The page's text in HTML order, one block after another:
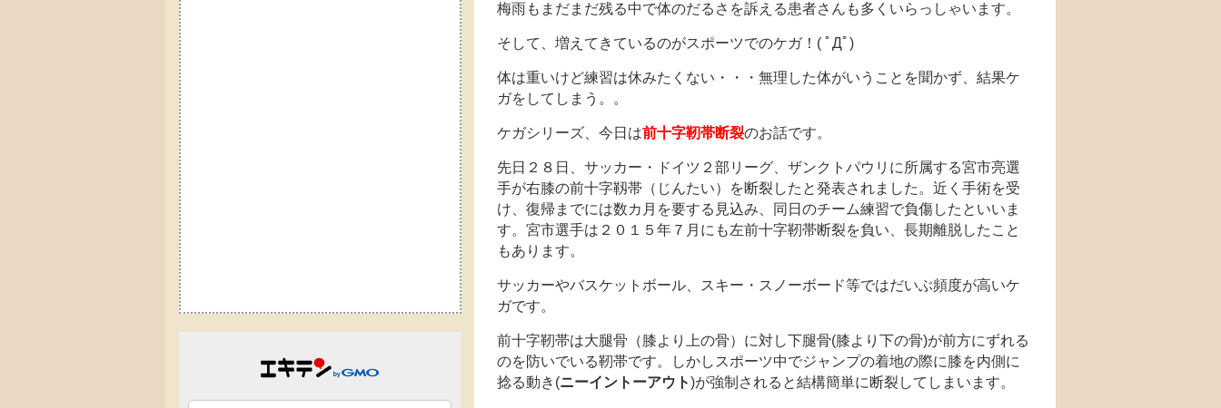
梅雨もまだまだ残る中で体のだるさを訴える患者さんも多くいらっしゃいます。
そして、増えてきているのがスポーツでのケガ！( ﾟДﾟ)
体は重いけど練習は休みたくない・・・無理した体がいうことを聞かず、結果ケ
ガをしてしまう。。
ケガシリーズ、今日は前十字靭帯断裂のお話です。
先日２８日、サッカー・ドイツ２部リーグ、ザンクトパウリに所属する宮市亮選
手が右膝の前十字靱帯（じんたい）を断裂したと発表されました。近く手術を受
け、復帰までには数カ月を要する見込み、同日のチーム練習で負傷したといいま
す。宮市選手は２０１５年７月にも左前十字靭帯断裂を負い、長期離脱したこと
もあります。
サッカーやバスケットボール、スキー・スノーボード等ではだいぶ頻度が高いケ
ガです。
前十字靭帯は大腿骨（膝より上の骨）に対し下腿骨(膝より下の骨)が前方にずれる
のを防いでいる靭帯です。しかしスポーツ中でジャンプの着地の際に膝を内側に
捻る動き(ニーイントーアウト)が強制されると結構簡単に断裂してしまいます。